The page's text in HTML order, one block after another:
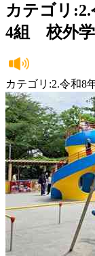
カテゴリ:2.
4組 校外
カテゴリ:2.令和8